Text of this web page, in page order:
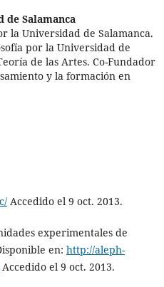
de Salamanca
la Universidad de Salamanca.
por la Universidad de
de las Artes. Co-Fundador
y la formación en
Accedido el 9 oct. 2013.
experimentales de
en: http://aleph-
Accedido el 9 oct. 2013.